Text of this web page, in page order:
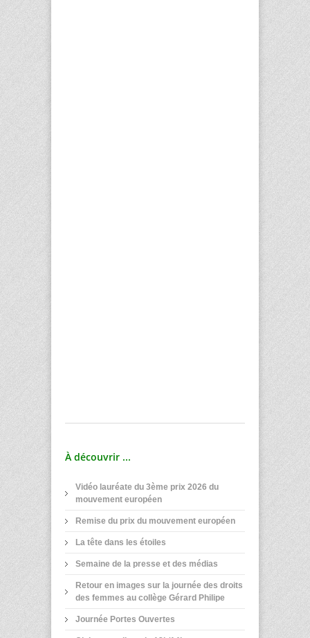
À découvrir ...
Vidéo lauréate du 3ème prix 2026 du
mouvement européen
Remise du prix du mouvement européen
La tête dans les étoiles
Semaine de la presse et des médias
Retour en images sur la journée des droits
des femmes au collège Gérard Philipe
Journée Portes Ouvertes